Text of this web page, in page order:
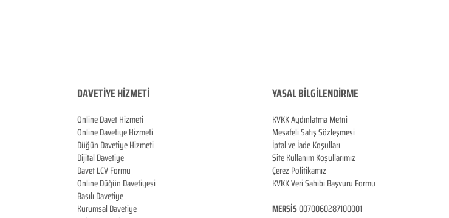
DAVETİYE HİZMETİ
Online Davet Hizmeti
Online Davetiye Hizmeti
Düğün Davetiye Hizmeti
Dijital Davetiye
Davet LCV Formu
Online Düğün Davetiyesi
Basılı Davetiye
Kurumsal Davetiye
YASAL BİLGİLENDİRME
KVKK Aydınlatma Metni
Mesafeli Satış Sözleşmesi
İptal ve İade Koşulları
Site Kullanım Koşullarımız
Çerez Politikamız
KVKK Veri Sahibi Başvuru Formu
MERSİS0070060287100001